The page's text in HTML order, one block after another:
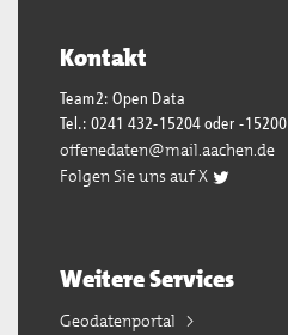
Kontakt
Team2: Open Data
Tel.: 0241 432-15204 oder -15200
offenedaten@mail.aachen.de
Folgen Sie uns auf X
Weitere Services
Geodatenportal